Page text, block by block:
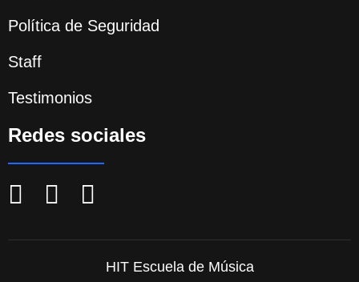
Política de Seguridad
Staff
Testimonios
Redes sociales
HIT Escuela de Música